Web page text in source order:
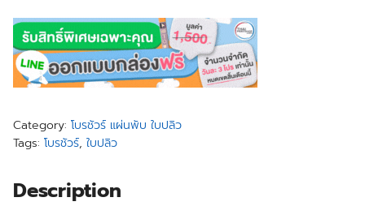
Category: โบรชัวร์ แผ่นพับ ใบปลิว
Tags: โบรชัวร์, ใบปลิว
Description